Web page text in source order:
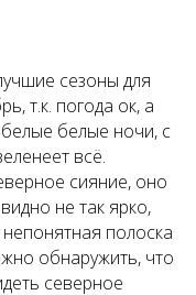
сезоны для
т.к. погода ок, а
белые ночи, с
всё.
сияние, оно
не так ярко,
полоска
обнаружить, что
северное